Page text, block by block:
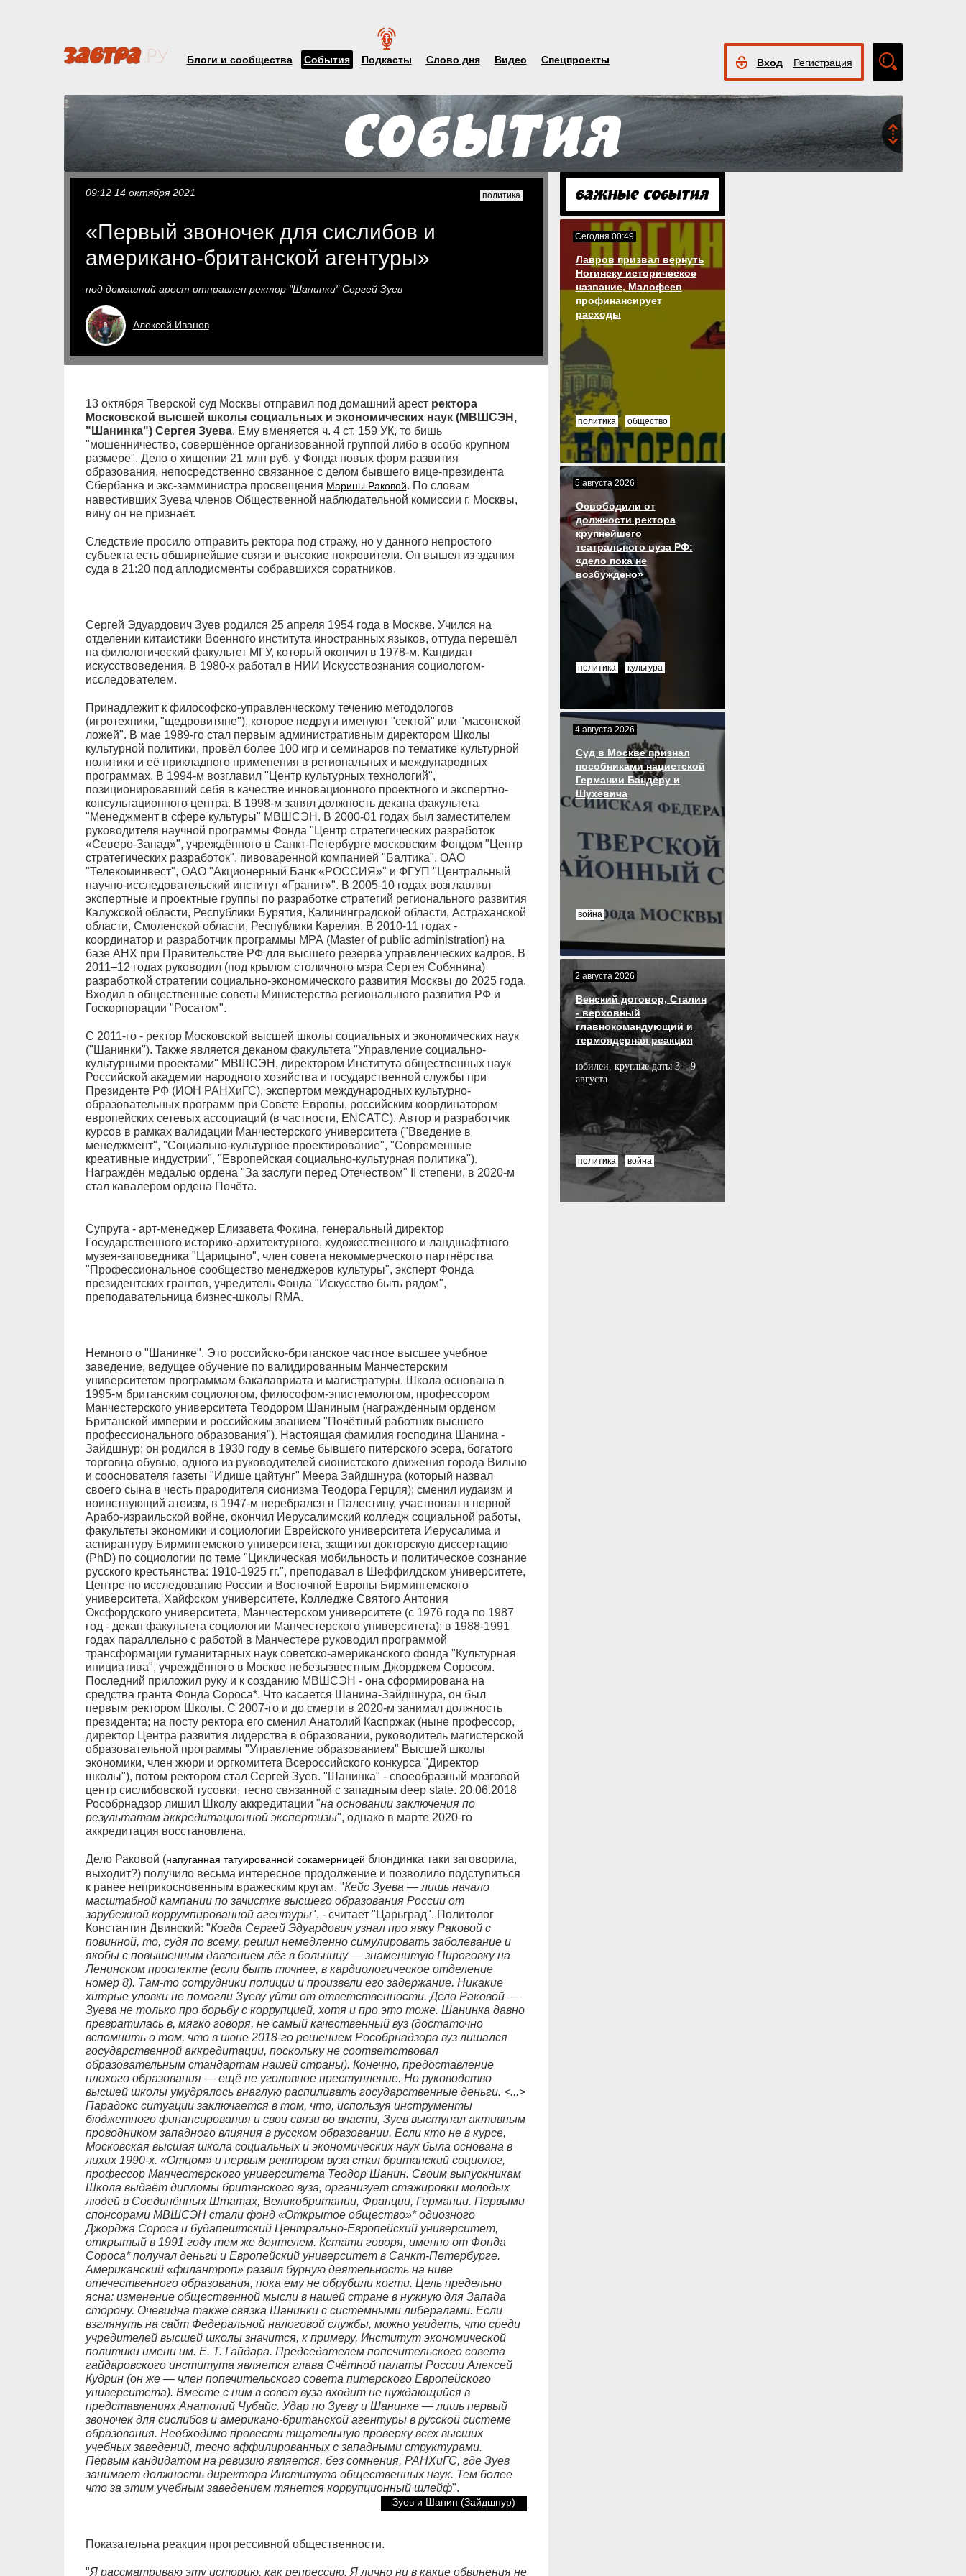
Блоги и сообщества События Подкасты Слово дня Видео Спецпроекты Вход Регистрация
поиск
09:12 14 октября 2021 политика
«Первый звоночек для сислибов и
американо-британской агентуры»
под домашний арест отправлен ректор "Шанинки" Сергей Зуев
Алексей Иванов
13 октября Тверской суд Москвы отправил под домашний арест ректора
Московской высшей школы социальных и экономических наук (МВШСЭН,
"Шанинка") Сергея Зуева. Ему вменяется ч. 4 ст. 159 УК, то бишь
"мошенничество, совершённое организованной группой либо в особо крупном
размере". Дело о хищении 21 млн руб. у Фонда новых форм развития
образования, непосредственно связанное с делом бывшего вице-президента
Сбербанка и экс-замминистра просвещения Марины Раковой. По словам
навестивших Зуева членов Общественной наблюдательной комиссии г. Москвы,
вину он не признаёт.
Следствие просило отправить ректора под стражу, но у данного непростого
субъекта есть обширнейшие связи и высокие покровители. Он вышел из здания
суда в 21:20 под аплодисменты собравшихся соратников.
Сергей Эдуардович Зуев родился 25 апреля 1954 года в Москве. Учился на
отделении китаистики Военного института иностранных языков, оттуда перешёл
на филологический факультет МГУ, который окончил в 1978-м. Кандидат
искусствоведения. В 1980-х работал в НИИ Искусствознания социологом-
исследователем.
Принадлежит к философско-управленческому течению методологов
(игротехники, "щедровитяне"), которое недруги именуют "сектой" или "масонской
ложей". В мае 1989-го стал первым административным директором Школы
культурной политики, провёл более 100 игр и семинаров по тематике культурной
политики и её прикладного применения в региональных и международных
программах. В 1994-м возглавил "Центр культурных технологий",
позиционировавший себя в качестве инновационного проектного и экспертно-
консультационного центра. В 1998-м занял должность декана факультета
"Менеджмент в сфере культуры" МВШСЭН. В 2000-01 годах был заместителем
руководителя научной программы Фонда "Центр стратегических разработок
«Северо-Запад»", учреждённого в Санкт-Петербурге московским Фондом "Центр
стратегических разработок", пивоваренной компанией "Балтика", ОАО
"Телекоминвест", ОАО "Акционерный Банк «РОССИЯ»" и ФГУП "Центральный
научно-исследовательский институт «Гранит»". В 2005-10 годах возглавлял
экспертные и проектные группы по разработке стратегий регионального развития
Калужской области, Республики Бурятия, Калининградской области, Астраханской
области, Смоленской области, Республики Карелия. В 2010-11 годах -
координатор и разработчик программы МРА (Master of public administration) на
базе АНХ при Правительстве РФ для высшего резерва управленческих кадров. В
2011–12 годах руководил (под крылом столичного мэра Сергея Собянина)
разработкой стратегии социально-экономического развития Москвы до 2025 года.
Входил в общественные советы Министерства регионального развития РФ и
Госкорпорации "Росатом".
C 2011-го - ректор Московской высшей школы социальных и экономических наук
("Шанинки"). Также является деканом факультета "Управление социально-
культурными проектами" МВШСЭН, директором Института общественных наук
Российской академии народного хозяйства и государственной службы при
Президенте РФ (ИОН РАНХиГС), экспертом международных культурно-
образовательных программ при Совете Европы, российским координатором
европейских сетевых ассоциаций (в частности, ENCATC). Автор и разработчик
курсов в рамках валидации Манчестерского университета ("Введение в
менеджмент", "Социально-культурное проектирование", "Современные
креативные индустрии", "Европейская социально-культурная политика").
Награждён медалью ордена "За заслуги перед Отечеством" II степени, в 2020-м
стал кавалером ордена Почёта.
Супруга - арт-менеджер Елизавета Фокина, генеральный директор
Государственного историко-архитектурного, художественного и ландшафтного
музея-заповедника "Царицыно", член совета некоммерческого партнёрства
"Профессиональное сообщество менеджеров культуры", эксперт Фонда
президентских грантов, учредитель Фонда "Искусство быть рядом",
преподавательница бизнес-школы RMA.
Немного о "Шанинке". Это российско-британское частное высшее учебное
заведение, ведущее обучение по валидированным Манчестерским
университетом программам бакалавриата и магистратуры. Школа основана в
1995-м британским социологом, философом-эпистемологом, профессором
Манчестерского университета Теодором Шаниным (награждённым орденом
Британской империи и российским званием "Почётный работник высшего
профессионального образования"). Настоящая фамилия господина Шанина -
Зайдшнур; он родился в 1930 году в семье бывшего питерского эсера, богатого
торговца обувью, одного из руководителей сионистского движения города Вильно
и сооснователя газеты "Идише цайтунг" Меера Зайдшнура (который назвал
своего сына в честь прародителя сионизма Теодора Герцля); сменил иудаизм и
воинствующий атеизм, в 1947-м перебрался в Палестину, участвовал в первой
Арабо-израильской войне, окончил Иерусалимский колледж социальной работы,
факультеты экономики и социологии Еврейского университета Иерусалима и
аспирантуру Бирмингемского университета, защитил докторскую диссертацию
(PhD) по социологии по теме "Циклическая мобильность и политическое сознание
русского крестьянства: 1910-1925 гг.", преподавал в Шеффилдском университете,
Центре по исследованию России и Восточной Европы Бирмингемского
университета, Хайфском университете, Колледже Святого Антония
Оксфордского университета, Манчестерском университете (с 1976 года по 1987
год - декан факультета социологии Манчестерского университета); в 1988-1991
годах параллельно с работой в Манчестере руководил программой
трансформации гуманитарных наук советско-американского фонда "Культурная
инициатива", учреждённого в Москве небезызвестным Джорджем Соросом.
Последний приложил руку и к созданию МВШСЭН - она сформирована на
средства гранта Фонда Сороса*. Что касается Шанина-Зайдшнура, он был
первым ректором Школы. С 2007-го и до смерти в 2020-м занимал должность
президента; на посту ректора его сменил Анатолий Каспржак (ныне профессор,
директор Центра развития лидерства в образовании, руководитель магистерской
образовательной программы "Управление образованием" Высшей школы
экономики, член жюри и оргкомитета Всероссийского конкурса "Директор
школы"), потом ректором стал Сергей Зуев. "Шанинка" - своеобразный мозговой
центр сислибовской тусовки, тесно связанной с западным deep state. 20.06.2018
Рособрнадзор лишил Школу аккредитации "на основании заключения по
результатам аккредитационной экспертизы", однако в марте 2020-го
аккредитация восстановлена.
Дело Раковой (напуганная татуированной сокамерницей блондинка таки заговорила,
выходит?) получило весьма интересное продолжение и позволило подступиться
к ранее неприкосновенным вражеским кругам. "Кейс Зуева — лишь начало
масштабной кампании по зачистке высшего образования России от
зарубежной коррумпированной агентуры", - считает "Царьград". Политолог
Константин Двинский: "Когда Сергей Эдуардович узнал про явку Раковой с
повинной, то, судя по всему, решил немедленно симулировать заболевание и
якобы с повышенным давлением лёг в больницу — знаменитую Пироговку на
Ленинском проспекте (если быть точнее, в кардиологическое отделение
номер 8). Там-то сотрудники полиции и произвели его задержание. Никакие
хитрые уловки не помогли Зуеву уйти от ответственности. Дело Раковой —
Зуева не только про борьбу с коррупцией, хотя и про это тоже. Шанинка давно
превратилась в, мягко говоря, не самый качественный вуз (достаточно
вспомнить о том, что в июне 2018-го решением Рособрнадзора вуз лишался
государственной аккредитации, поскольку не соответствовал
образовательным стандартам нашей страны). Конечно, предоставление
плохого образования — ещё не уголовное преступление. Но руководство
высшей школы умудрялось внаглую распиливать государственные деньги. <...>
Парадокс ситуации заключается в том, что, используя инструменты
бюджетного финансирования и свои связи во власти, Зуев выступал активным
проводником западного влияния в русском образовании. Если кто не в курсе,
Московская высшая школа социальных и экономических наук была основана в
лихих 1990-х. «Отцом» и первым ректором вуза стал британский социолог,
профессор Манчестерского университета Теодор Шанин. Своим выпускникам
Школа выдаёт дипломы британского вуза, организует стажировки молодых
людей в Соединённых Штатах, Великобритании, Франции, Германии. Первыми
спонсорами МВШСЭН стали фонд «Открытое общество»* одиозного
Джорджа Сороса и будапештский Центрально-Европейский университет,
открытый в 1991 году тем же деятелем. Кстати говоря, именно от Фонда
Сороса* получал деньги и Европейский университет в Санкт-Петербурге.
Американский «филантроп» развил бурную деятельность на ниве
отечественного образования, пока ему не обрубили когти. Цель предельно
ясна: изменение общественной мысли в нашей стране в нужную для Запада
сторону. Очевидна также связка Шанинки с системными либералами. Если
взглянуть на сайт Федеральной налоговой службы, можно увидеть, что среди
учредителей высшей школы значится, к примеру, Институт экономической
политики имени им. Е. Т. Гайдара. Председателем попечительского совета
гайдаровского института является глава Счётной палаты России Алексей
Кудрин (он же — член попечительского совета питерского Европейского
университета). Вместе с ним в совет вуза входит не нуждающийся в
представлениях Анатолий Чубайс. Удар по Зуеву и Шанинке — лишь первый
звоночек для сислибов и американо-британской агентуры в русской системе
образования. Необходимо провести тщательную проверку всех высших
учебных заведений, тесно аффилированных с западными структурами.
Первым кандидатом на ревизию является, без сомнения, РАНХиГС, где Зуев
занимает должность директора Института общественных наук. Тем более
что за этим учебным заведением тянется коррупционный шлейф".
Зуев и Шанин (Зайдшнур)
Показательна реакция прогрессивной общественности.
"Я рассматриваю эту историю, как репрессию. Я лично ни в какие обвинения не
Сегодня 00:49
Лавров призвал вернуть
Ногинску историческое
название, Малофеев
профинансирует
расходы
политика общество
5 августа 2026
Освободили от
должности ректора
крупнейшего
театрального вуза РФ:
«дело пока не
возбуждено»
политика культура
4 августа 2026
Суд в Москве признал
пособниками нацистской
Германии Бандеру и
Шухевича
война
2 августа 2026
Венский договор, Сталин
- верховный
главнокомандующий и
термоядерная реакция
юбилеи, круглые даты 3 – 9
августа
политика война